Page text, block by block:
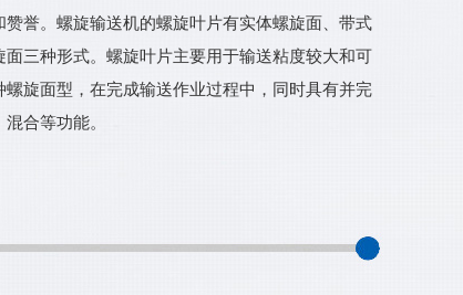
赞誉。螺旋输送机的螺旋叶片有实体螺旋面、带式
面三种形式。螺旋叶片主要用于输送粘度较大和可
螺旋面型，在完成输送作业过程中，同时具有并完
合等功能。